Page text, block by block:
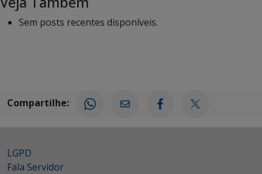
Sem posts recentes disponíveis.
Compartilhe:
LGPD
Fala Servidor